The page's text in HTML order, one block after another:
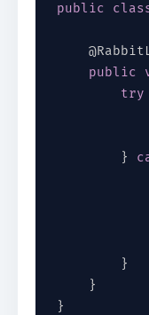
public
public
try
}
}
}
}